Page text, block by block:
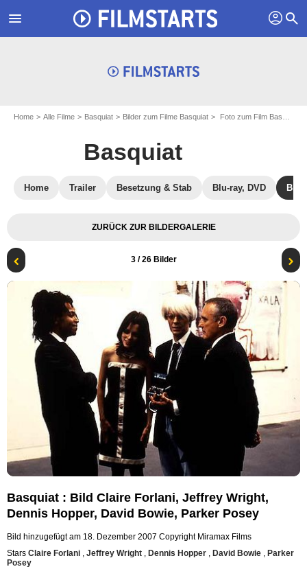
menu profil search
Home Alle Filme Basquiat Bilder zum Filme Basquiat Foto zum Film Basquiat - Bild 3
Basquiat
Home Trailer Besetzung & Stab Blu-ray, DVD
ZURÜCK ZUR BILDERGALERIE
3/ 26 Bilder
Basquiat : Bild Claire Forlani, Jeffrey Wright,
Dennis Hopper, David Bowie, Parker Posey
Bild hinzugefügt am 18. Dezember 2007 Copyright Miramax Films
Stars Claire Forlani , Jeffrey Wright , Dennis Hopper , David Bowie , Parker
Posey